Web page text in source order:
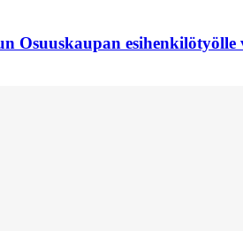
Osuuskaupan